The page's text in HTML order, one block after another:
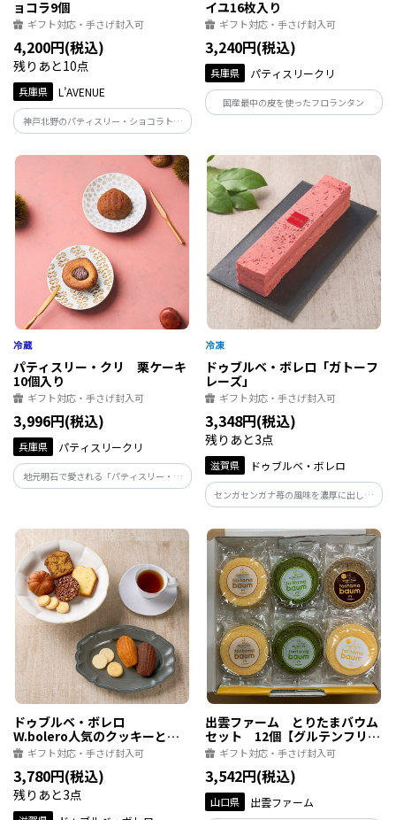
ョコラ9個
ギフト対応・手さげ封入可
4,200円(税込)
残りあと10点
兵庫県 L’AVENUE
神戸北野のパティスリー・ショコラトリ
ー「L'AVENUE」のボンボンショコラ
『ROMANCE』 フルーティーなフレーバ
ーを多く集めたカラフルなアソート
イユ16枚入り
ギフト対応・手さげ封入可
3,240円(税込)
兵庫県 パティスリークリ
国産最中の皮を使ったフロランタン
パティスリー・クリ 栗ケーキ
10個入り
ギフト対応・手さげ封入可
3,996円(税込)
兵庫県 パティスリークリ
地元明石で愛される「パティスリー・ク
リ」の名物ケーキ
ドゥブルベ・ボレロ「ガトーフ
レーズ」
ギフト対応・手さげ封入可
3,348円(税込)
残りあと3点
滋賀県 ドゥブルベ・ボレロ
センガセンガナ苺の風味を濃厚に出した
バタークリームと、木苺のコンフィチュ
ールをアーモンド風味の濃くのあるスポ
ンジでサンドしたケーキ。
ドゥブルベ・ボレロ
W.bolero人気のクッキーと焼
き菓子のセット
ギフト対応・手さげ封入可
3,780円(税込)
残りあと3点
出雲ファーム とりたまバウム
セット 12個【グルテンフリ
ー】ギフト対応・手さげ封入可
3,542円(税込)
山口県 出雲ファーム